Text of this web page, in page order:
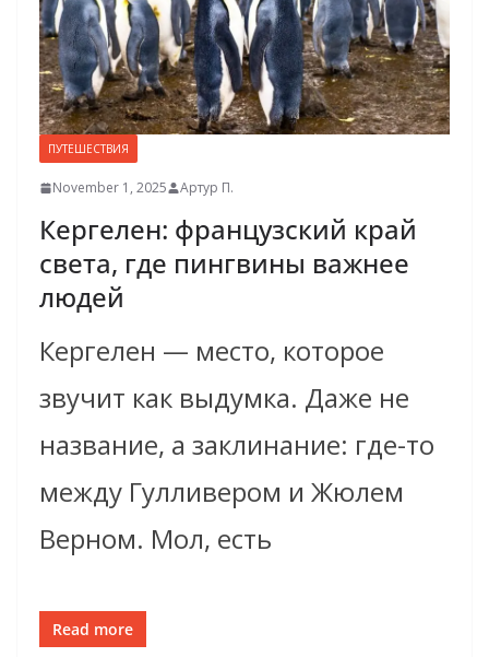
ПУТЕШЕСТВИЯ
November 1, 2025 Артур П.
Кергелен: французский край
света, где пингвины важнее
людей
Кергелен — место, которое
звучит как выдумка. Даже не
название, а заклинание: где-то
между Гулливером и Жюлем
Верном. Мол, есть
Read more